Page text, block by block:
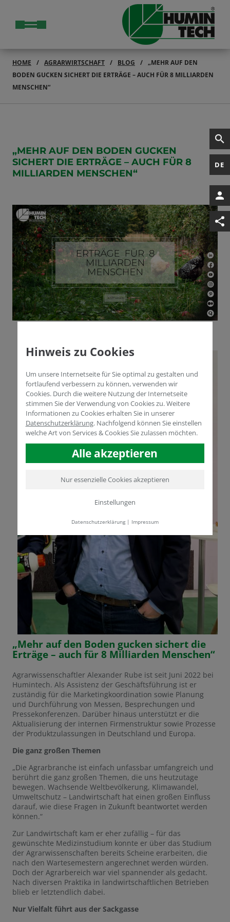
DE
HOME AGRARWIRTSCHAFT BLOG
„MEHR AUF DEN
BODEN GUCKEN SICHERT DIE ERTRÄGE – AUCH FÜR 8 MILLIARDEN
MENSCHEN“
„MEHR AUF DEN BODEN GUCKEN
SICHERT DIE ERTRÄGE – AUCH FÜR 8
MILLIARDEN MENSCHEN“
„Mehr auf den Boden gucken sichert die
Erträge – auch für 8 Milliarden Menschen“
Agrarwissenschaftler Alexander Rube ist seit Juni 2022 bei
Humintech. Als Assistenz der Geschäftsführung ist er
zuständig für die Marketingkoordination sowie Planung
und Durchführung von Messen, Besprechungen und
Pressekonferenzen. Darüber hinaus unterstützt er die
Aktualisierung der internen Firmenstruktur sowie Prozesse
der Produktzulassungen in Deutschland und Europa.
Die ganz großen Themen
„Die Agrarbranche ist einfach unfassbar umfangreich und
berührt die ganz großen Themen, die uns heutzutage
bewegen. Wachsende Weltbevölkerung, Klimawandel,
Umweltschutz – Landwirtschaft hat einen großen Einfluss
darauf, wie diese Fragen in Zukunft beantwortet werden
können.“
Zur Landwirtschaft kam er eher zufällig – für das
gewünschte Medizinstudium konnte er über das Studium
der Agrarwissenschaften bereits Scheine erarbeiten, die
nach den Wartesemestern angerechnet werden würden.
Doch der Agrarbereich war viel spannender als gedacht.
Nach diversen Praktika in landwirtschaftlichen Betrieben
blieb er letztendlich dabei.
Nur Vielfalt führt aus der Sackgasse
Hinweis zu Cookies
Um unsere Internetseite für Sie optimal zu gestalten und
fortlaufend verbessern zu können, verwenden wir
Cookies. Durch die weitere Nutzung der Internetseite
stimmen Sie der Verwendung von Cookies zu. Weitere
Informationen zu Cookies erhalten Sie in unserer
Datenschutzerklärung. Nachfolgend können Sie einstellen
welche Art von Services & Cookies Sie zulassen möchten.
Alle akzeptieren
Nur essenzielle Cookies akzeptieren
Einstellungen
Datenschutzerklärung| Impressum